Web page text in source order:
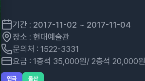
기간 : 2017-11-02 ~ 2017-11-04
장소 : 현대예술관
문의처 : 1522-3331
요금 : 1층석 35,000원/ 2층석 20,000원
연극 울산